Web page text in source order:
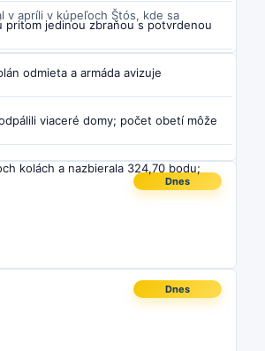
pritom jedinou zbraňou s potvrdenou
odmieta a armáda avizuje
viaceré domy; počet obetí môže
kolách a nazbierala 324,70 bodu;
Vučičom, ktorý prisľúbil nový
v apríli v kúpeľoch Štós, kde sa
Dnes
Dnes